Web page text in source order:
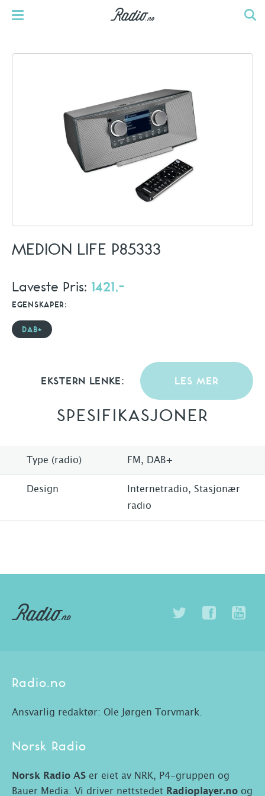
MEDION LIFE P85333
Laveste Pris: 1421,-
EGENSKAPER:
DAB+
EKSTERN LENKE: LES MER
SPESIFIKASJONER
Type (radio) FM, DAB+
Design
Internetradio, Stasjonær
radio
Radio.no
Ansvarlig redaktør: Ole Jørgen Torvmark.
Norsk Radio
Norsk Radio AS er eiet av NRK, P4-gruppen og
Bauer Media. Vi driver nettstedet Radioplayer.no og